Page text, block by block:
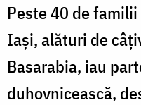
Peste 40 de
Iași, alături de
Basarabia, iau
duhovnicească,